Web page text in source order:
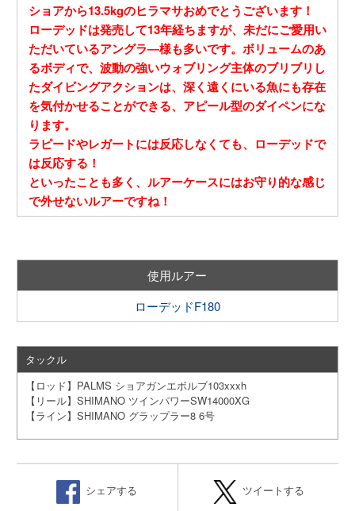
ショアから13.5kgのヒラマサおめでとうございます！
ローデッドは発売して13年経ちますが、未だにご愛用い
ただいているアングラ―様も多いです。ボリュームのあ
るボディで、波動の強いウォブリング主体のブリブリし
たダイビングアクションは、深く遠くにいる魚にも存在
を気付かせることができる、アピール型のダイペンにな
ります。
ラピードやレガートには反応しなくても、ローデッドで
は反応する！
といったことも多く、ルアーケースにはお守り的な感じ
で外せないルアーですね！
使用ルアー
ローデッドF180
タックル
【ロッド】PALMS ショアガンエボルブ103xxxh
【リール】SHIMANO ツインパワーSW14000XG
【ライン】SHIMANO グラップラー8 6号
シェアする ツイートする